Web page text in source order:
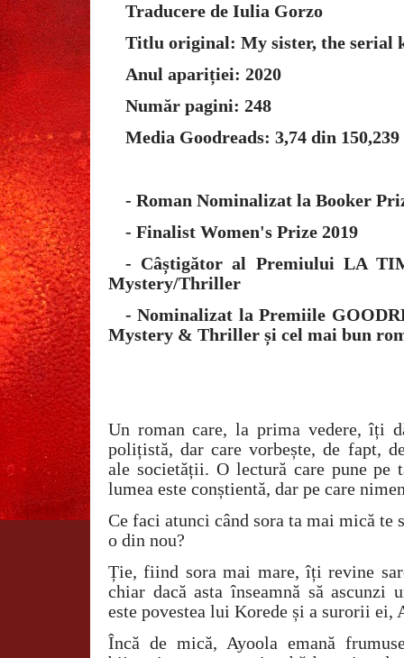
Traducere de Iulia Gorzo
Titlu original: My sister, the serial
Anul apariției: 2020
Număr pagini: 248
Media Goodreads: 3,74 din 150,239
- Roman Nominalizat la Booker
- Finalist Women's Prize 2019
- Câștigător al Premiului LA
Mystery/Thriller
- Nominalizat la Premiile
Mystery & Thriller și cel mai bun
Un roman care, la prima vedere, îți
polițistă, dar care vorbește, de fapt,
ale societății. O lectură care pune pe
lumea este conștientă, dar pe care
Ce faci atunci când sora ta mai mică te
o din nou?
Ție, fiind sora mai mare, îți revine
chiar dacă asta înseamnă să ascunzi
este povestea lui Korede și a surorii ei,
Încă de mică, Ayoola emană